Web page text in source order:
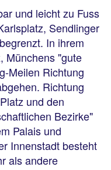
und leicht zu Fuss
Sendlinger
In ihrem
Münchens "gute
Meilen Richtung
Richtung
und den
Bezirke"
Palais und
Innenstadt besteht
als andere